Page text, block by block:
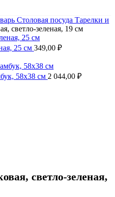
Столовая посуда Тарелки и
светло-зеленая, 19 см
25 см 349,00 ₽
58x38 см 2 044,00 ₽
светло-зеленая,